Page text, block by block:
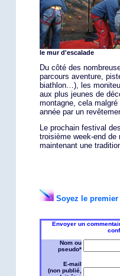
le mur d'escalade
Du côté des
parcours aventure,
biathlon…), les
aux plus jeunes de
montagne, cela
année par un
Le prochain festival
troisième week-end
maintenant une
Soyez le
Envoyer un
Nom ou
pseudo*
E-mail
(non publié,